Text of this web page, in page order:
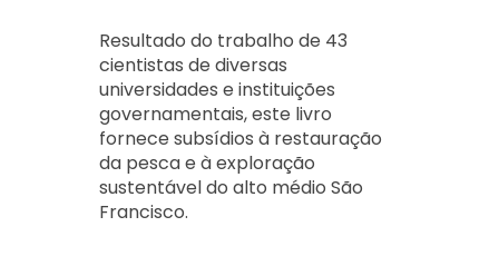
Resultado do trabalho de 43
cientistas de diversas
universidades e instituições
governamentais, este livro
fornece subsídios à restauração
da pesca e à exploração
sustentável do alto médio São
Francisco.